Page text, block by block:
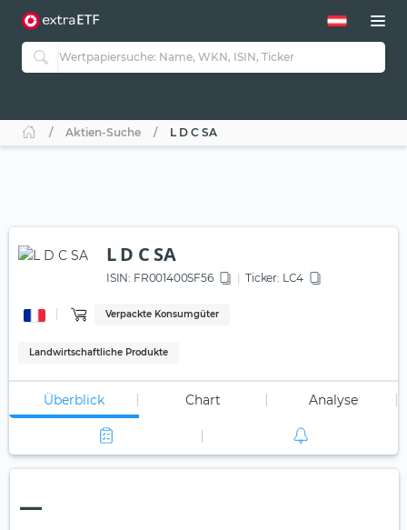
Aktien-Suche L D C SA
L D C SA
ISIN: FR001400SF56 Ticker: LC4
Verpackte Konsumgüter
Landwirtschaftliche Produkte
Überblick Chart Analyse
—